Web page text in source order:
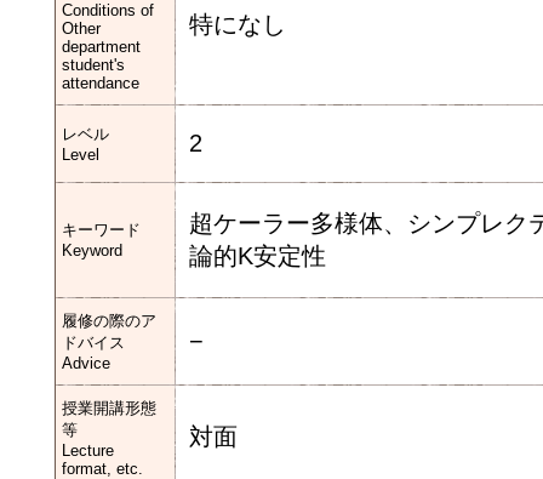
Conditions of
Other
department
student's
attendance
特になし
レベル
Level
2
キーワード
Keyword
超ケーラー多様体、シンプレク
論的K安定性
履修の際のア
ドバイス
Advice
−
授業開講形態
等
Lecture
format, etc.
対面